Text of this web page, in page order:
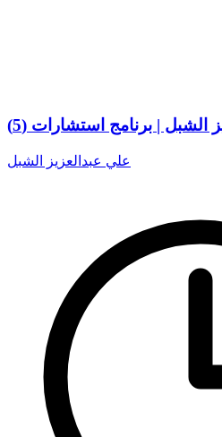
الشبل | برنامج استشارات (5)
علي عبدالعزيز الشبل